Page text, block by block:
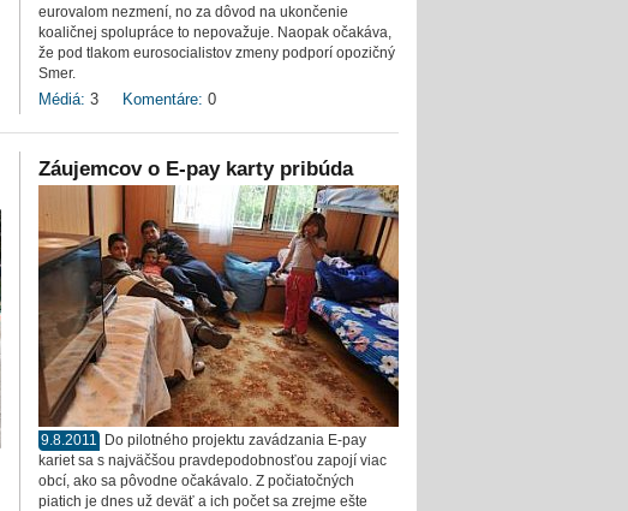
eurovalom nezmení, no za dôvod na ukončenie
koaličnej spolupráce to nepovažuje. Naopak očakáva,
že pod tlakom eurosocialistov zmeny podporí opozičný
Smer.
Médiá: 3 Komentáre: 0
Záujemcov o E-pay karty pribúda
9.8.2011
Do pilotného projektu zavádzania E-pay
kariet sa s najväčšou pravdepodobnosťou zapojí viac
obcí, ako sa pôvodne očakávalo. Z počiatočných
piatich je dnes už deväť a ich počet sa zrejme ešte